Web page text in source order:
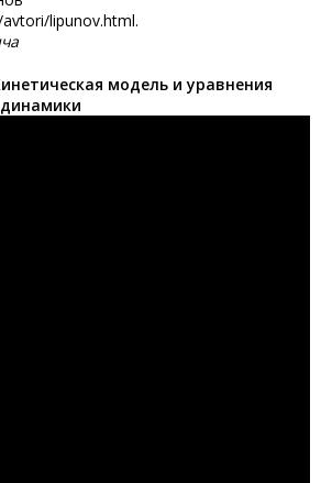
lipunov.html.
модель и уравнения